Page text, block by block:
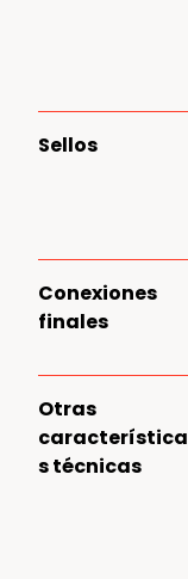
Sellos
Conexiones
finales
Otras
característica
s técnicas